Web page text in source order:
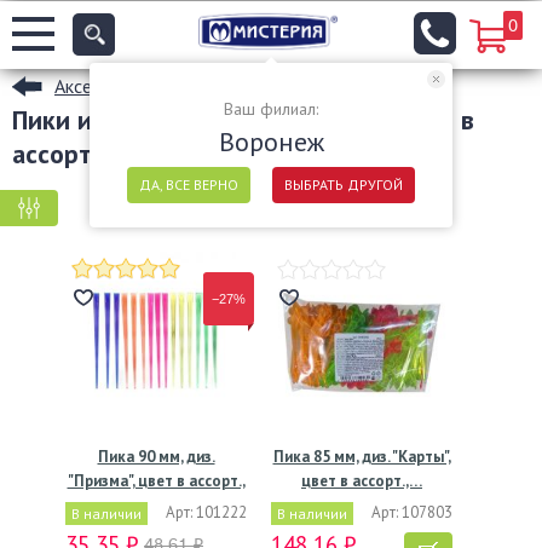
Ваш филиал:
Воронеж
ДА, ВСЕ ВЕРНО ВЫБРАТЬ ДРУГОЙ
0
Аксессуары для сервировки стола
Пики и шпажки для канапе цвет цвет в
ассортименте в Воронеже
−27%
Пика 90 мм, диз.
"Призма", цвет в ассорт.,
В наличии Арт: 101222
Пика 85 мм, диз. "Карты",
цвет в ассорт.,…
В наличии Арт: 107803